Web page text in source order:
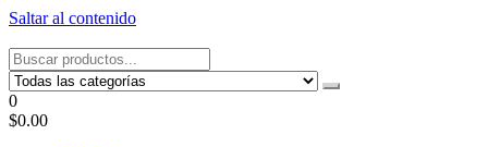
Saltar al contenido
Tel: 22087679 – Cel: 097 822122 – Joaquín Requena 2459
0
$0.00